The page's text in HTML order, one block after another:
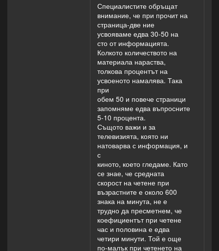
Специалистите обръщат
внимание, че при прочит на
страница-две ние
усвояваме едва 30-50 на
сто от информацията.
Колкото количеството на
материала нараства,
толкова процентът на
усвоеното намалява. Така
при
обем 50 и повече страници
запомняме едва въпросните
5-10 процента.
Същото важи и за
телевизията, която ни
натоварва с информация, и
с
киното, което гледаме. Като
се знае, че средната
скорост на четене при
възрастните е около 600
знака на минута, не е
трудно да пресметнем, че
коефициентът при четене
час и половина е едва
четири минути. Той е още
по-малък при четенето на